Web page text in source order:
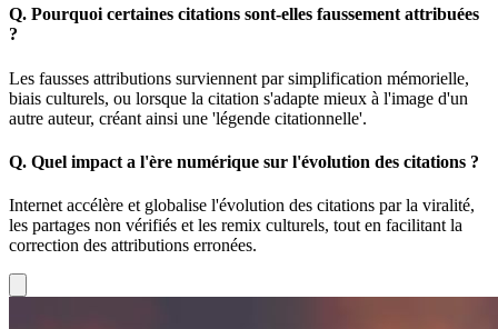
Q. Pourquoi certaines citations sont-elles faussement attribuées
?
Les fausses attributions surviennent par simplification mémorielle,
biais culturels, ou lorsque la citation s'adapte mieux à l'image d'un
autre auteur, créant ainsi une 'légende citationnelle'.
Q. Quel impact a l'ère numérique sur l'évolution des citations ?
Internet accélère et globalise l'évolution des citations par la viralité,
les partages non vérifiés et les remix culturels, tout en facilitant la
correction des attributions erronées.